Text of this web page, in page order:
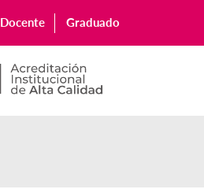
Docente Graduado